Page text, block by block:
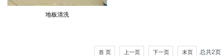
地板清洗
首 页 上一页 下一页 末页 总共2页